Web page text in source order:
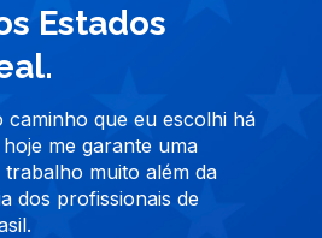
Estados
caminho que eu escolhi há
me garante uma
muito além da
dos profissionais de